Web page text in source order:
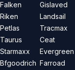
Falken
Riken
Petlas
Taurus
Starmaxx
Bfgoodrich
Gislaved
Landsail
Tracmax
Ceat
Evergreen
Farroad